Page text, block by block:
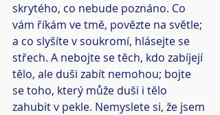
skrytého, co nebude poznáno. Co
vám říkám ve tmě, povězte na světle;
a co slyšíte v soukromí, hlásejte se
střech. A nebojte se těch, kdo zabíjejí
tělo, ale duši zabít nemohou; bojte
se toho, který může duši i tělo
zahubit v pekle. Nemyslete si, že jsem